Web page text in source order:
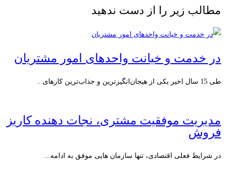
مطالب زیر را از دست ندهید
در خدمت و خیانت واحدهای امور مشتریان
طی 15 سال اخیر یکی از هیجان‌انگیزترین و جذاب‌ترین کارهای...
مدیریت موفقیت مشتری، نجات دهنده کاریز
فروش
در شرایط فعلی اقتصادی، تنها سازمان هایی موفق به ادامه...